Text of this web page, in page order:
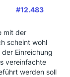
#12.483
mit der
scheint wohl
Einreichung
vereinfachte
werden soll